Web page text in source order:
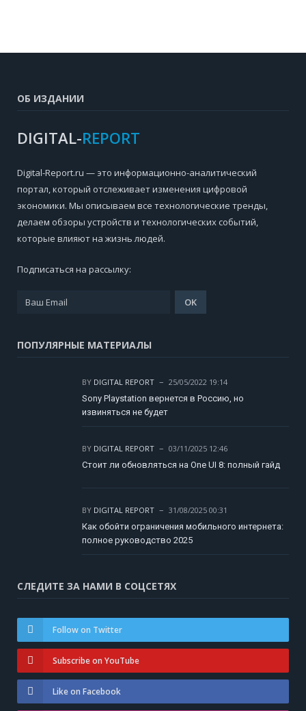
ОБ ИЗДАНИИ
DIGITAL-REPORT
Digital-Report.ru — это информационно-аналитический
портал, который отслеживает изменения цифровой
экономики. Мы описываем все технологические тренды,
делаем обзоры устройств и технологических событий,
которые влияют на жизнь людей.
Подписаться на рассылку:
ПОПУЛЯРНЫЕ МАТЕРИАЛЫ
BY DIGITAL REPORT
25/05/2022 19:14
Sony Playstation вернется в Россию, но
извиняться не будет
BY DIGITAL REPORT
03/11/2025 12:46
Стоит ли обновляться на One UI 8: полный гайд
BY DIGITAL REPORT
31/08/2025 00:31
Как обойти ограничения мобильного интернета:
полное руководство 2025
СЛЕДИТЕ ЗА НАМИ В СОЦСЕТЯХ
Follow on Twitter
Subscribe on YouTube
Like on Facebook